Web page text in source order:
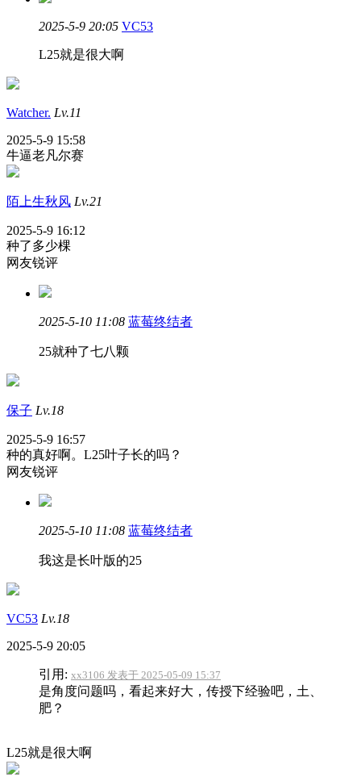
2025-5-9 20:05 VC53
L25就是很大啊
Watcher. Lv.11
2025-5-9 15:58
牛逼老凡尔赛
陌上生秋风 Lv.21
2025-5-9 16:12
种了多少棵
网友锐评
2025-5-10 11:08 蓝莓终结者
25就种了七八颗
保子 Lv.18
2025-5-9 16:57
种的真好啊。L25叶子长的吗？
网友锐评
2025-5-10 11:08 蓝莓终结者
我这是长叶版的25
VC53 Lv.18
2025-5-9 20:05
引用: xx3106 发表于 2025-05-09 15:37
是角度问题吗，看起来好大，传授下经验吧，土、
肥？
L25就是很大啊